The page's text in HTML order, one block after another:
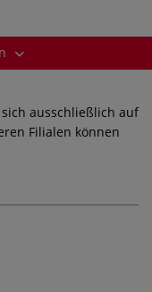
ausschließlich auf
Filialen können